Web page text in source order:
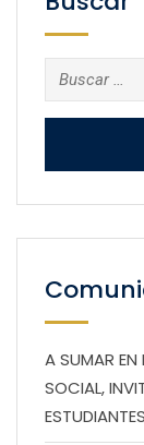
Buscar:
A SUMAR EN
SOCIAL,